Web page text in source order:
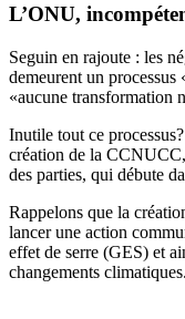
L’ONU,
Seguin en rajoute : les
demeurent un
«aucune transformation
Inutile tout ce
création de la
des parties, qui débute
Rappelons que la
lancer une action
effet de serre (GES) et
changements climatiques.